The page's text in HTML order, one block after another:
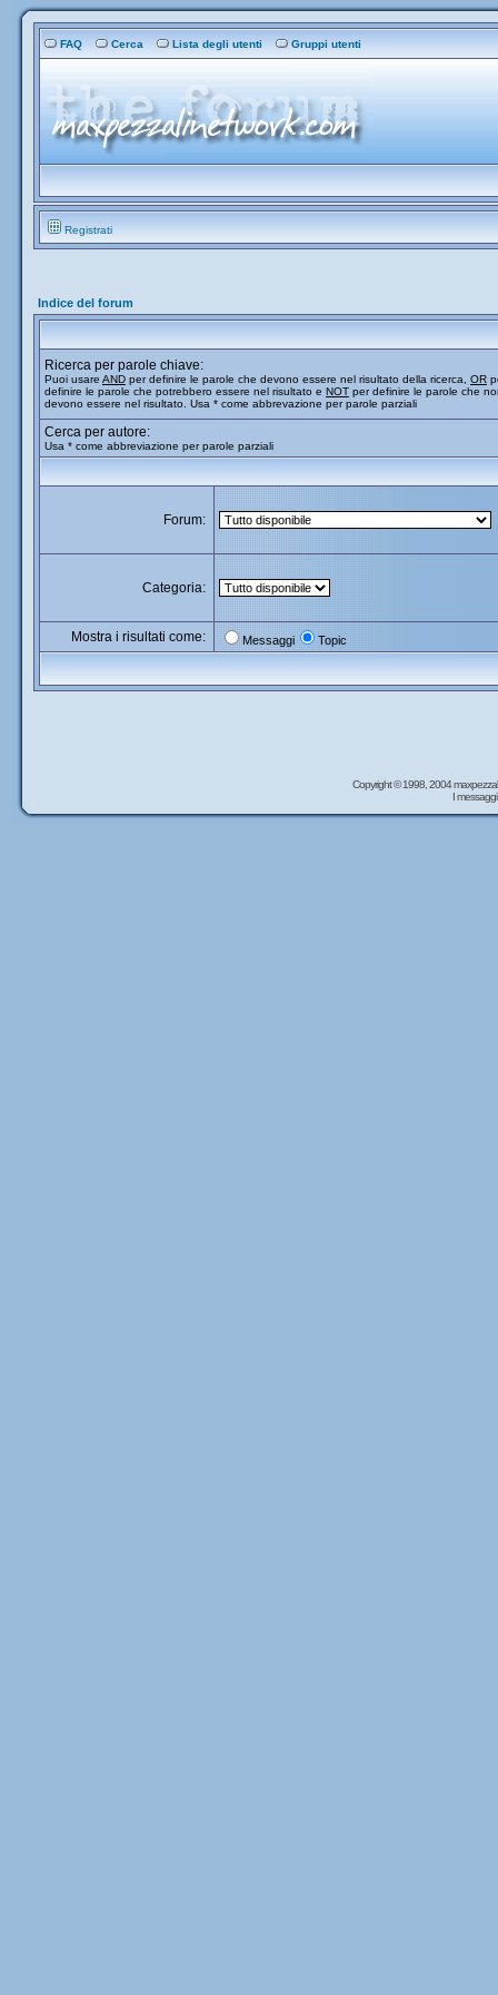
FAQ Cerca Lista degli utenti Gruppi utenti
Registrati
Indice del forum
Ricerca per parole chiave:
Puoi usare AND per definire le parole che devono essere nel risultato della ricerca, OR
definire le parole che potrebbero essere nel risultato e NOT per definire le parole che
devono essere nel risultato. Usa * come abbrevazione per parole parziali
Cerca per autore:
Usa * come abbreviazione per parole parziali
Forum:
Categoria:
Mostra i risultati come: Messaggi Topic
Copyright © 1998, 2004
I